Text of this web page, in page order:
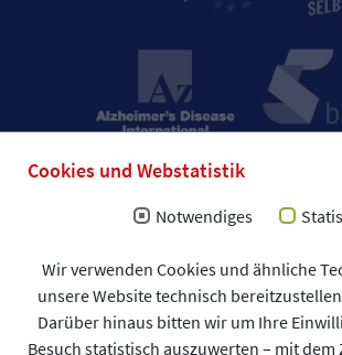
Cookies und Webstatistik
Notwendiges
Wir verwenden Cookies und ähnliche
unsere Website technisch
Darüber hinaus bitten wir um Ihre
Besuch statistisch auszuwerten – mit dem
Impressum
Allgemeine
Datenschutzerklärung
DAlzG © 2026